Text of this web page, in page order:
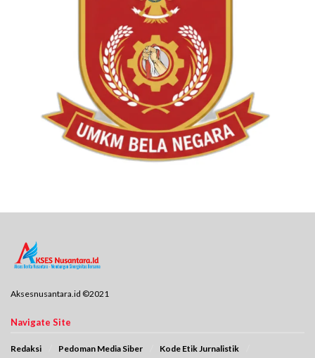
Aksesnusantara.id ©2021
Navigate Site
Redaksi Pedoman Media Siber Kode Etik Jurnalistik